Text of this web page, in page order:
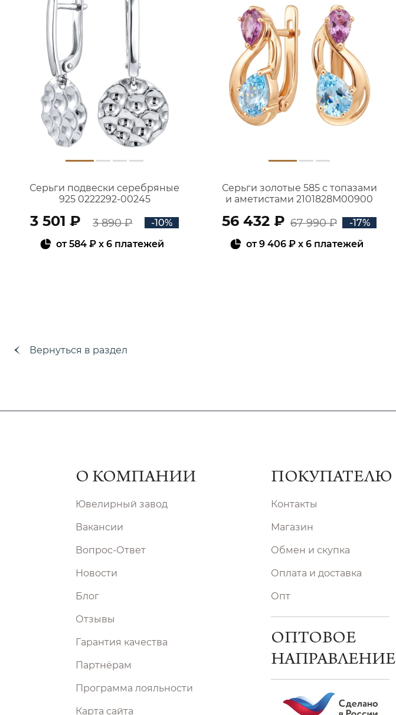
Серьги подвески серебряные
925 0222292-00245
3 501 ₽ 3 890 ₽
-10%
от584 ₽ x 6 платежей
Серьги золотые 585 с топазами
и аметистами 2101828М00900
56 432 ₽ 67 990 ₽
-17%
от9 406 ₽ x 6 платежей
Вернуться в раздел
О КОМПАНИИ
Ювелирный завод
Вакансии
Вопрос-Ответ
Новости
Блог
Отзывы
Гарантия качества
Партнёрам
Программа лояльности
Карта сайта
ПОКУПАТЕЛЮ
Контакты
Магазин
Обмен и скупка
Оплата и доставка
Опт
ОПТОВОЕ
НАПРАВЛЕНИЕ